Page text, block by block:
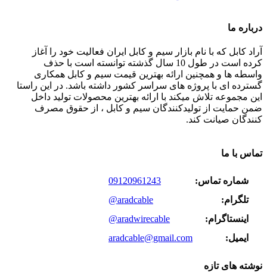
درباره ما
آراد کابل که با نام بازار سیم و کابل ایران فعالیت خود را آغاز
کرده است در طول 10 سال گذشته توانسته است با حذف
واسطه ها و همچنین ارائه بهترین قیمت سیم و کابل همکاری
گسترده ای با پروژه های سراسر کشور داشته باشد. در این راستا
این مجموعه تلاش میکند با ارائه بهترین محصولات تولید داخل
ضمن حمایت از تولیدکنندگان سیم و کابل ، از حقوق مصرف
کنندگان صیانت کند.
تماس با ما
شماره تماس:
09120961243
تلگرام:
@aradcable
اینستاگرام:
@aradwirecable
ایمیل:
aradcable@gmail.com
نوشته های تازه